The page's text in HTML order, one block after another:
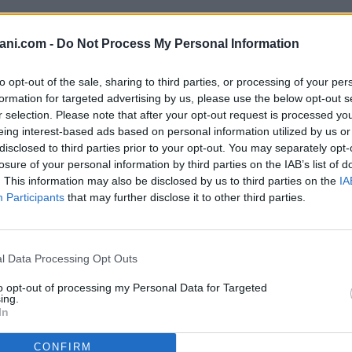
- Do Not Process My Personal Information
opt-out of the sale, sharing to third parties, or processing of your
for targeted advertising by us, please use the below opt-out
selection. Please note that after your opt-out request is processed
interest-based ads based on personal information utilized by us
to third parties prior to your opt-out. You may separately
of your personal information by third parties on the IAB’s list of
This information may also be disclosed by us to third parties on the
Participants that may further disclose it to other third parties.
Data Processing Opt Outs
opt-out of processing my Personal Data for Targeted
CONFIRM
Sogni una casa dove l’unico rumore è quello della brezza
di Forza: Posizione Invidiabile: Situata sul lato mare di
all'aperto e momenti di relax. Versatilità: 75 mq interni ben
e accogliente. Zona Notte: Camera matrimoniale, cameretta
completamente arredata (pronta per essere abitata!).